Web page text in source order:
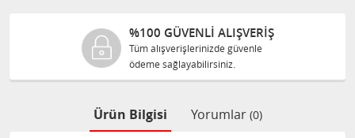
%100 GÜVENLİ ALIŞVERİŞ
Tüm alışverişlerinizde güvenle
ödeme sağlayabilirsiniz.
Ürün Bilgisi Yorumlar (0)